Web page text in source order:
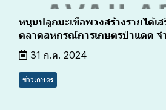
หนุนปลูกมะเขือพวงสร้างรายได้เส
ตลาดสหกรณ์การเกษตรป่าแดด จ
31 ก.ค. 2024
ข่าวเกษตร